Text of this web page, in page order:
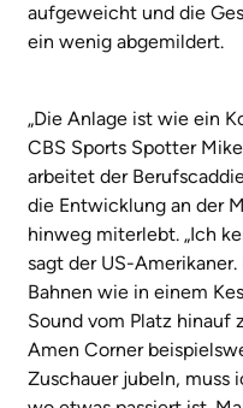
aufgeweicht und die
ein wenig abgemildert.
„Die Anlage ist wie ein
CBS Sports Spotter
arbeitet der
die Entwicklung an der
hinweg miterlebt. „Ich
sagt der US-Amerikaner.
Bahnen wie in einem
Sound vom Platz hinauf
Amen Corner
Zuschauer jubeln, muss